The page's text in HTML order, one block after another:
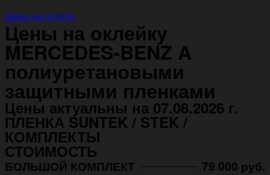
Цены на услуги
Цены на оклейку
MERCEDES-BENZ A
полиуретановыми
защитными пленками
Цены актуальны на 07.08.2026 г.
ПЛЕНКА SUNTEK / STEK /
КОМПЛЕКТЫ
СТОИМОСТЬ
БОЛЬШОЙ КОМПЛЕКТ 79 000 руб.